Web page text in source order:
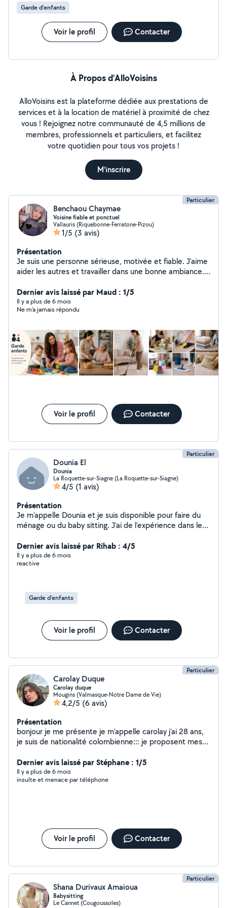
Garde d'enfants
Voir le profil Contacter
À Propos d’AlloVoisins
AlloVoisins est la plateforme dédiée aux prestations de
services et à la location de matériel à proximité de chez
vous ! Rejoignez notre communauté de 4,5 millions de
membres, professionnels et particuliers, et facilitez
votre quotidien pour tous vos projets !
M'inscrire
Particulier
Benchaou Chaymae
Voisine fiable et ponctuel
Vallauris (Riquebonne-Ferratone-Pizou)
1/5 (3 avis)
Présentation
Je suis une personne sérieuse, motivée et fiable. J'aime
aider les autres et travailler dans une bonne ambiance.
cherche des missions où je peux être utile et donner le
meilleur de moi-même
Dernier avis laissé par Maud : 1/5
Il y a plus de 6 mois
Ne m’a jamais répondu
Voir le profil Contacter
Particulier
Dounia El
Dounia
La Roquette-sur-Siagne (La Roquette-sur-Siagne)
4/5 (1 avis)
Présentation
Je m'appelle Dounia et je suis disponible pour faire du
ménage ou du baby sitting. J'ai de l'expérience dans le
âges. Je suis auxiliaire de puériculture je pourrais
répondre aux besoins de votre enfants et proposer
divers activités adaptés à leur besoins.
Dernier avis laissé par Rihab : 4/5
Il y a plus de 6 mois
reactive
Garde d'enfants
Voir le profil Contacter
Particulier
Carolay Duque
Carolay duque
Mougins (Valmasque-Notre Dame de Vie)
4,2/5 (6 avis)
Présentation
bonjour je me présente je m'appelle carolay j'ai 28 ans,
je suis de nationalité colombienne::: je proposent mes
sérieuse motivée et discrète a l'entretien de votre
maison
Dernier avis laissé par Stéphane : 1/5
Il y a plus de 6 mois
insulte et menace par téléphone
Voir le profil Contacter
Particulier
Shana Durivaux Amaioua
Babysitting
Le Cannet (Cougoussoles)